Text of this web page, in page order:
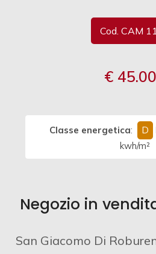
Cod. CAM
€
Classe energetica: D
kwh/m²
Negozio in
San Giacomo Di
Commerciali